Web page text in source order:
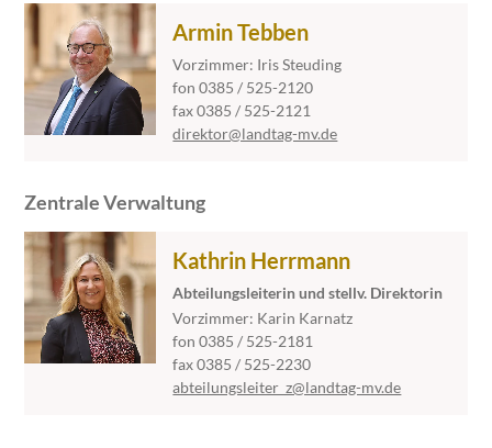
Armin Tebben
Vorzimmer: Iris Steuding
fon 0385 / 525-2120
fax 0385 / 525-2121
direktor@landtag-mv.de
Zentrale Verwaltung
Kathrin Herrmann
Abteilungsleiterin und stellv. Direktorin
Vorzimmer: Karin Karnatz
fon 0385 / 525-2181
fax 0385 / 525-2230
abteilungsleiter_z@landtag-mv.de